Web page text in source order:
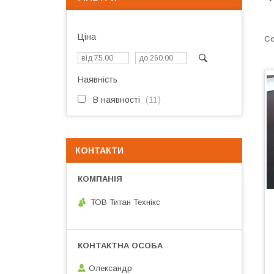
Ціна
Наявність
В наявності 11
КОНТАКТИ
ТОВ Титан Технікс
Олександр